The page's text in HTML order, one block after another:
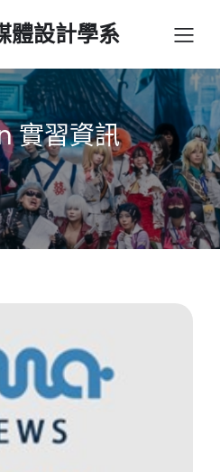
體設計學系
實習資訊